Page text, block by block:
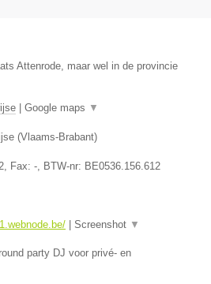
Attenrode, maar wel in de provincie
Google maps ▼
(Vlaams-Brabant)
, Fax: -, BTW-nr: BE0536.156.612
Screenshot ▼
party DJ voor privé- en